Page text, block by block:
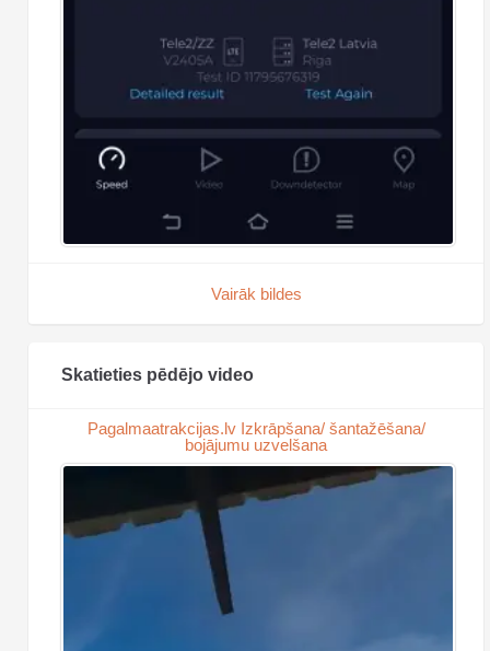
Vairāk bildes
Skatieties pēdējo video
Pagalmaatrakcijas.lv Izkrāpšana/ šantažēšana/
bojājumu uzvelšana